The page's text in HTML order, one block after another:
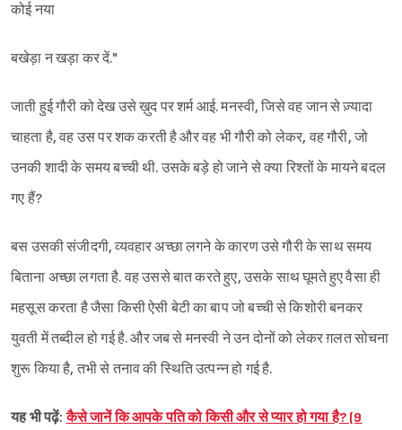
कोई नया
बखेड़ा न खड़ा कर दें."
जाती हुई गौरी को देख उसे ख़ुद पर शर्म आई. मनस्वी, जिसे वह जान से ज़्यादा
चाहता है, वह उस पर शक करती है और वह भी गौरी को लेकर, वह गौरी, जो
उनकी शादी के समय बच्ची थी. उसके बड़े हो जाने से क्या रिश्तों के मायने बदल
गए हैं?
बस उसकी संजीदगी, व्यवहार अच्छा लगने के कारण उसे गौरी के साथ समय
बिताना अच्छा लगता है. वह उससे बात करते हुए, उसके साथ घूमते हुए वैसा ही
महसूस करता है जैसा किसी ऐसी बेटी का बाप जो बच्ची से किशोरी बनकर
युवती में तब्दील हो गई है. और जब से मनस्वी ने उन दोनों को लेकर ग़लत सोचना
शुरू किया है, तभी से तनाव की स्थिति उत्पन्न हो गई है.
यह भी पढ़ें:कैसे जानें कि आपके पति को किसी और से प्यार हो गया है? (9